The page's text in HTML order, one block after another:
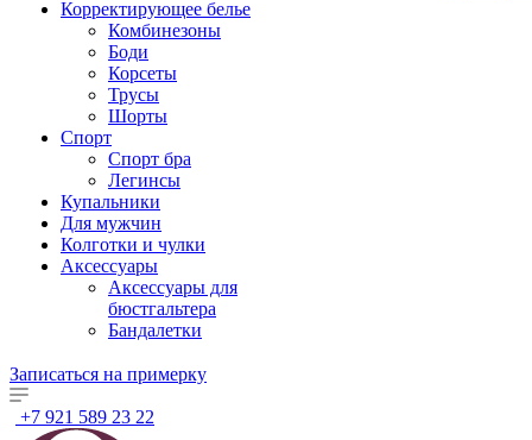
Корректирующее белье
Комбинезоны
Боди
Корсеты
Трусы
Шорты
Спорт
Спорт бра
Легинсы
Купальники
Для мужчин
Колготки и чулки
Аксессуары
Аксессуары для
бюстгальтера
Бандалетки
Записаться на примерку
+7 921 589 23 22